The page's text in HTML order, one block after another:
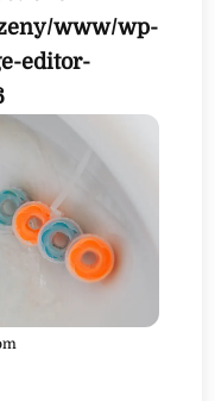
www/wp-
editor-